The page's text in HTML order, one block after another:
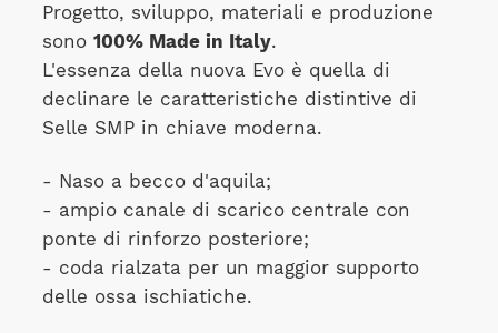
Progetto, sviluppo, materiali e produzione
sono 100% Made in Italy.
L'essenza della nuova Evo è quella di
declinare le caratteristiche distintive di
Selle SMP in chiave moderna.
- Naso a becco d'aquila;
- ampio canale di scarico centrale con
ponte di rinforzo posteriore;
- coda rialzata per un maggior supporto
delle ossa ischiatiche.